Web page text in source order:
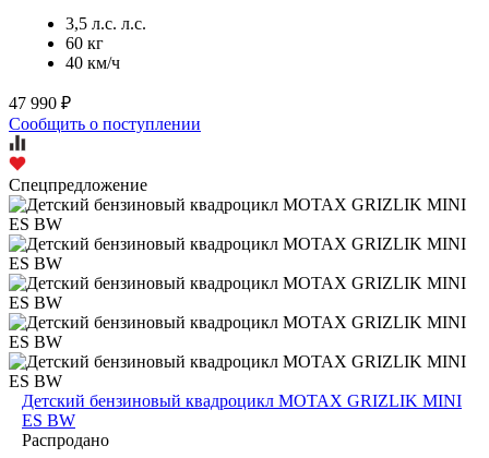
3,5 л.с. л.с.
60 кг
40 км/ч
47 990 ₽
Сообщить о поступлении
Спецпредложение
Детский бензиновый квадроцикл MOTAX GRIZLIK MINI
ES BW
Распродано